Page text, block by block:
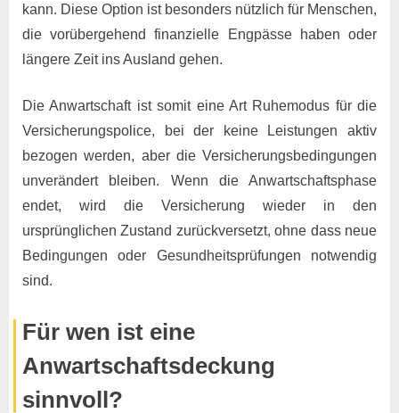
kann. Diese Option ist besonders nützlich für Menschen,
die vorübergehend finanzielle Engpässe haben oder
längere Zeit ins Ausland gehen.
Die Anwartschaft ist somit eine Art Ruhemodus für die
Versicherungspolice, bei der keine Leistungen aktiv
bezogen werden, aber die Versicherungsbedingungen
unverändert bleiben. Wenn die Anwartschaftsphase
endet, wird die Versicherung wieder in den
ursprünglichen Zustand zurückversetzt, ohne dass neue
Bedingungen oder Gesundheitsprüfungen notwendig
sind.
Für wen ist eine
Anwartschaftsdeckung
sinnvoll?